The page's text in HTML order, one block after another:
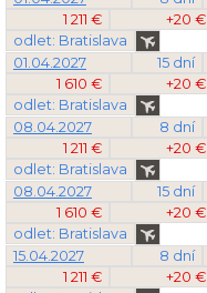
1 211 €
+20 €
odlet: Bratislava
01.04.2027
15 dní
1 610 €
+20 €
odlet: Bratislava
08.04.2027
8 dní
1 211 €
+20 €
odlet: Bratislava
08.04.2027
15 dní
1 610 €
+20 €
odlet: Bratislava
15.04.2027
8 dní
1 211 €
+20 €